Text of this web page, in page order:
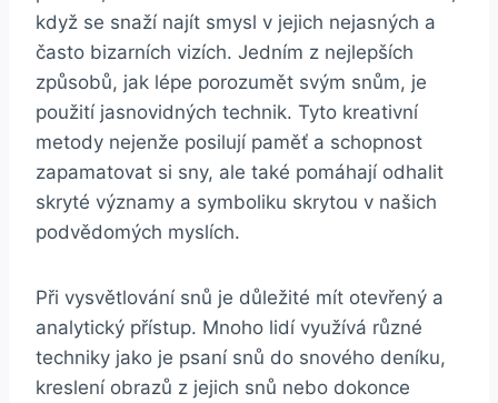
když se snaží najít‍ smysl v jejich nejasných a
často bizarních vizích. Jedním ⁢z nejlepších
způsobů, jak lépe porozumět svým‌ snům, je
použití jasnovidných technik. Tyto kreativní
‌metody nejenže​ posilují‍ paměť a schopnost
zapamatovat si sny, ⁢ale také ‍pomáhají odhalit
skryté významy a‍ symboliku skrytou v našich
podvědomých myslích.
Při vysvětlování snů je​ důležité mít otevřený a
analytický přístup. Mnoho lidí využívá různé
techniky jako je​ psaní snů do snového deníku,
kreslení obrazů z jejich snů nebo dokonce